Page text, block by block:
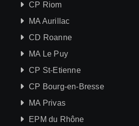
CP Riom
MA Aurillac
CD Roanne
MA Le Puy
CP St-Etienne
CP Bourg-en-Bresse
MA Privas
EPM du Rhône